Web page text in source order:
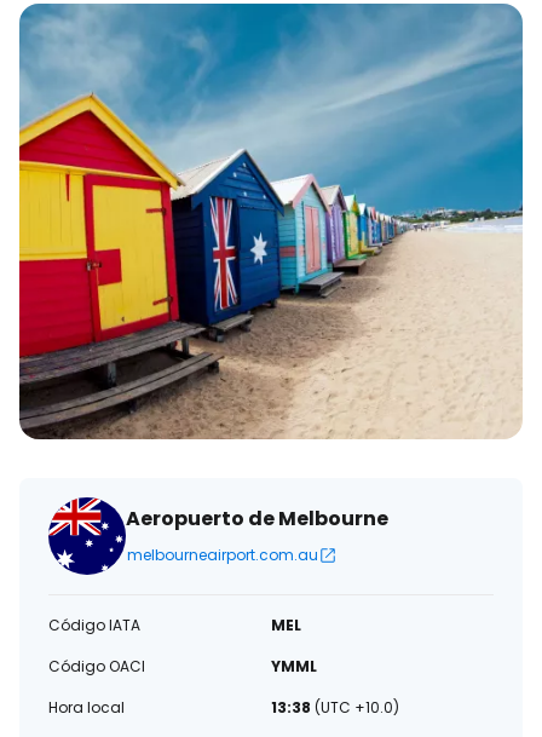
Aeropuerto de Melbourne
melbourneairport.com.au
Código IATA
MEL
Código OACI
YMML
Hora local
13:38 (UTC +10.0)
Continuar con Email